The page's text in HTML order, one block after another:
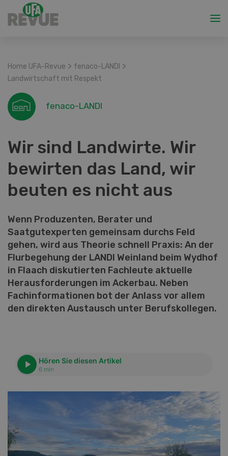
Home UFA-Revue > fenaco-LANDI >
Landwirtschaft mit Respekt
fenaco-LANDI
Wir sind Landwirte. Wir
bewirten das Land, wir
beuten es nicht aus
Wenn Produzenten, Berater und
Saatgutexperten gemeinsam durchs Feld
gehen, wird aus Theorie schnell Praxis: An der
Flurbegehung der LANDI Weinland beim Wydhof
in Flaach diskutierten Fachleute aktuelle
Herausforderungen im Ackerbau. Neben
Fachinformationen bot der Anlass vor allem
den direkten Austausch unter Berufskollegen.
Hören Sie diesen Artikel
6 min